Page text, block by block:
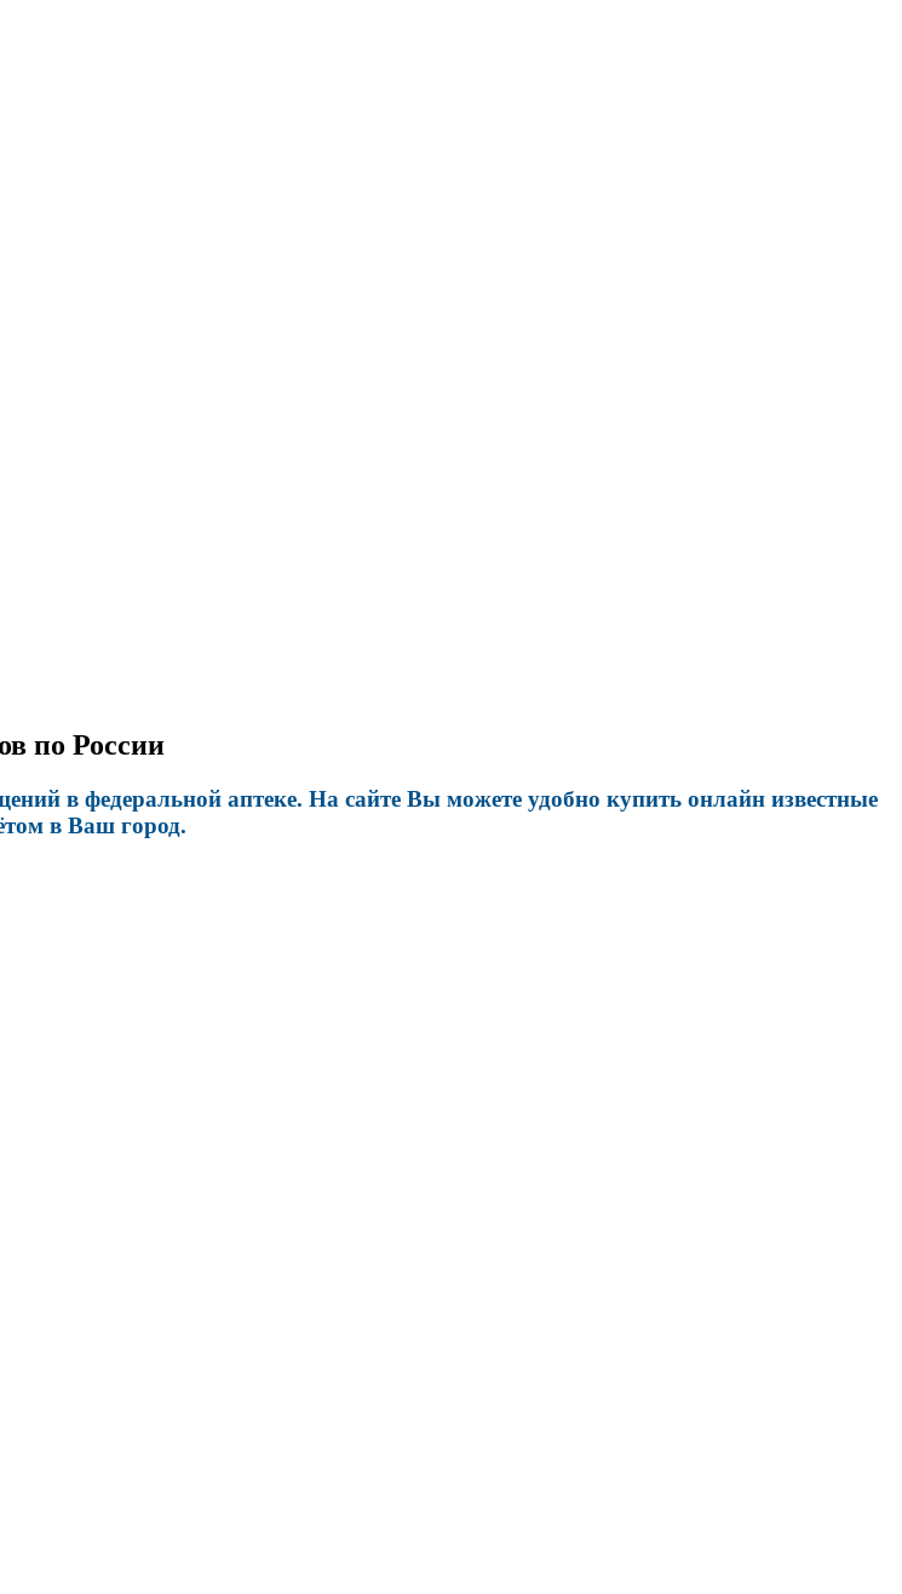
по России
в федеральной аптеке. На сайте Вы можете удобно купить онлайн известные
в Ваш город.